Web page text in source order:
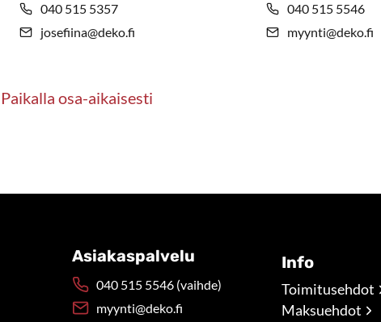
040 515 5357
josefiina@deko.fi
Paikalla osa-aikaisesti
040 515 5546
myynti@deko.fi
Asiakaspalvelu
040 515 5546 (vaihde)
myynti@deko.fi
Info
Toimitusehdot
Maksuehdot